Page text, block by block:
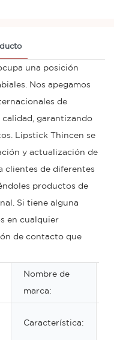
una posición
Nos apegamos
de
calidad, garantizando
Lipstick Thincen se
y actualización de
clientes de diferentes
productos de
Si tiene alguna
en cualquier
de contacto que
Nombre de
marca:
Característica: